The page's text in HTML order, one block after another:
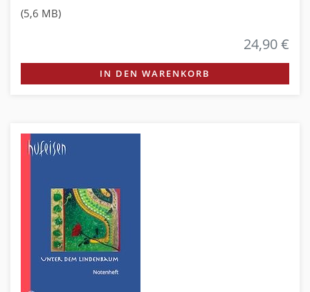
(5,6 MB)
24,90 €
IN DEN WARENKORB